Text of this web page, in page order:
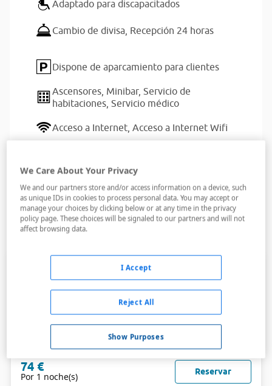
Adaptado para discapacitados
Cambio de divisa, Recepción 24 horas
Dispone de aparcamiento para clientes
Ascensores, Minibar, Servicio de
habitaciones, Servicio médico
Acceso a Internet, Acceso a Internet Wifi
Habitaciones
74 €
Por 1 noche(s) Reservar
We Care About Your Privacy
We and our partners store and/or access information on a device, such
as unique IDs in cookies to process personal data. You may accept or
manage your choices by clicking below or at any time in the privacy
policy page. These choices will be signaled to our partners and will not
affect browsing data.
Show Purposes
Reject All
I Accept